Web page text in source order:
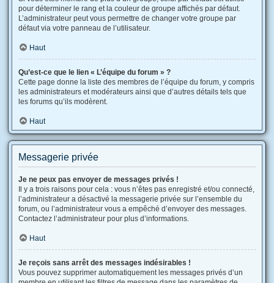
pour déterminer le rang et la couleur de groupe affichés par défaut.
L’administrateur peut vous permettre de changer votre groupe par
défaut via votre panneau de l’utilisateur.
Haut
Qu’est-ce que le lien « L’équipe du forum » ?
Cette page donne la liste des membres de l’équipe du forum, y compris
les administrateurs et modérateurs ainsi que d’autres détails tels que
les forums qu’ils modèrent.
Haut
Messagerie privée
Je ne peux pas envoyer de messages privés !
Il y a trois raisons pour cela : vous n’êtes pas enregistré et/ou connecté,
l’administrateur a désactivé la messagerie privée sur l’ensemble du
forum, ou l’administrateur vous a empêché d’envoyer des messages.
Contactez l’administrateur pour plus d’informations.
Haut
Je reçois sans arrêt des messages indésirables !
Vous pouvez supprimer automatiquement les messages privés d’un